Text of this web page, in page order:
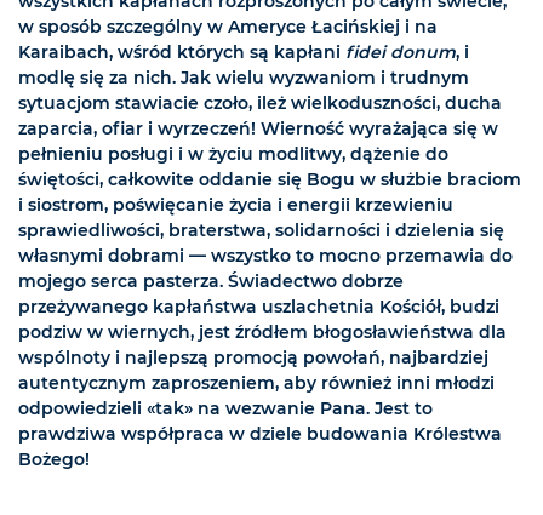
w sposób szczególny w Ameryce Łacińskiej i na
Karaibach, wśród których są kapłani fidei donum, i
modlę się za nich. Jak wielu wyzwaniom i trudnym
sytuacjom stawiacie czoło, ileż wielkoduszności, ducha
zaparcia, ofiar i wyrzeczeń! Wierność wyrażająca się w
pełnieniu posługi i w życiu modlitwy, dążenie do
świętości, całkowite oddanie się Bogu w służbie braciom
i siostrom, poświęcanie życia i energii krzewieniu
sprawiedliwości, braterstwa, solidarności i dzielenia się
własnymi dobrami — wszystko to mocno przemawia do
mojego serca pasterza. Świadectwo dobrze
przeżywanego kapłaństwa uszlachetnia Kościół, budzi
podziw w wiernych, jest źródłem błogosławieństwa dla
wspólnoty i najlepszą promocją powołań, najbardziej
autentycznym zaproszeniem, aby również inni młodzi
odpowiedzieli «tak» na wezwanie Pana. Jest to
prawdziwa współpraca w dziele budowania Królestwa
Bożego!